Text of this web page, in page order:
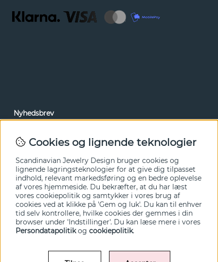
Nyhedsbrev
tilbud før alle andre. Tilmeld dig herunder.
Ja tak!
Cookies og lignende teknologier
Scandinavian Jewelry Design bruger cookies og
lignende lagringsteknologier for at give dig tilpasset
indhold, relevant markedsføring og en bedre oplevelse
af vores hjemmeside. Du bekræfter, at du har læst
vores cookiepolitik og samtykker i vores brug af
cookies ved at klikke på 'Gem og luk'. Du kan til enhver
tid selv kontrollere, hvilke cookies der gemmes i din
browser under 'Indstillinger'. Du kan læse mere i vores
Persondatapolitikog cookiepolitik.